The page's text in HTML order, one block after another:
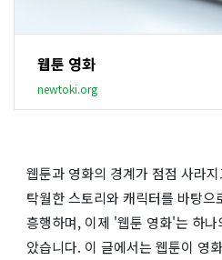
웹툰 영화
newtoki.org
웹툰과 영화의 경계가 점점 사라
탁월한 스토리와 캐릭터를 바탕으
흥행하며, 이제 '웹툰 영화'는 하
았습니다. 이 글에서는 웹툰이 영